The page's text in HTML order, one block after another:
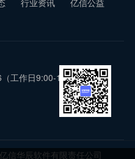
行业资讯 亿信公益
（工作日9:00-18:00）
信华辰软件有限责任公司